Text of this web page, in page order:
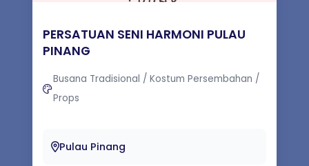
PERSATUAN SENI HARMONI PULAU
PINANG
Busana Tradisional / Kostum Persembahan /
Props
memperkasakan semua jenis seni
Pulau Pinang